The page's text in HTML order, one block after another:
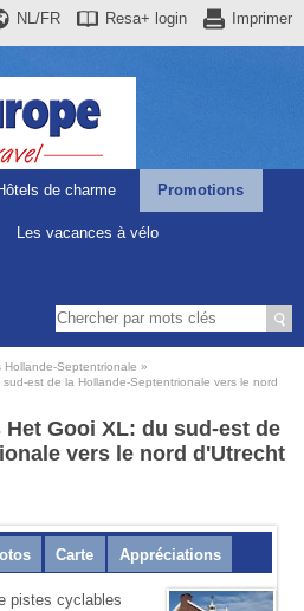
Imprimer
Resa+ login
NL/FR
de charme Promotions
Les vacances à vélo
Hollande-Septentrionale
est de la Hollande-Septentrionale vers le nord
Gooi XL: du sud-est de
vers le nord d'Utrecht
Carte Appréciations
pistes cyclables